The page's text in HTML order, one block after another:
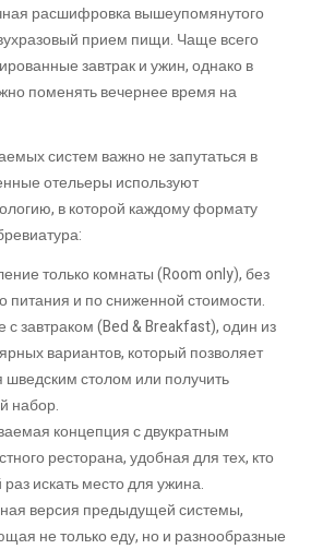
расшифровка вышеупомянутого
прием пищи. Чаще всего
завтрак и ужин, однако в
поменять вечернее время на
систем важно не запутаться в
отельеры используют
в которой каждому формату
только комнаты (Room only), без
питания и по сниженной стоимости.
завтраком (Bed & Breakfast), один из
вариантов, который позволяет
шведским столом или получить
набор.
концепция с двукратным
ресторана, удобная для тех, кто
искать место для ужина.
версия предыдущей системы,
не только еду, но и разнообразные